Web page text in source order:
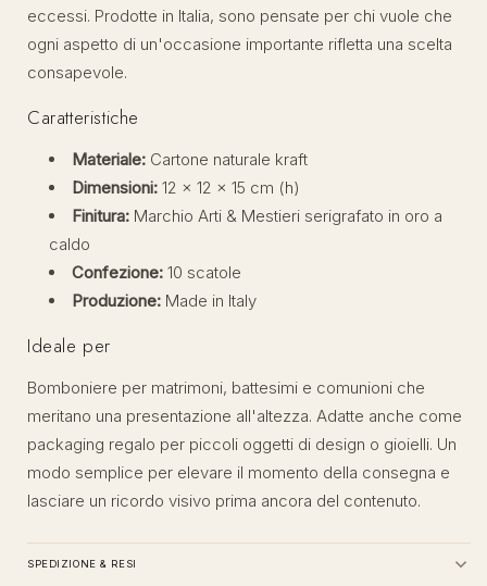
eccessi. Prodotte in Italia, sono pensate per chi vuole che
ogni aspetto di un'occasione importante rifletta una scelta
consapevole.
Caratteristiche
Materiale: Cartone naturale kraft
Dimensioni: 12 × 12 × 15 cm (h)
Finitura: Marchio Arti & Mestieri serigrafato in oro a
caldo
Confezione: 10 scatole
Produzione: Made in Italy
Ideale per
Bomboniere per matrimoni, battesimi e comunioni che
meritano una presentazione all'altezza. Adatte anche come
packaging regalo per piccoli oggetti di design o gioielli. Un
modo semplice per elevare il momento della consegna e
lasciare un ricordo visivo prima ancora del contenuto.
SPEDIZIONE & RESI